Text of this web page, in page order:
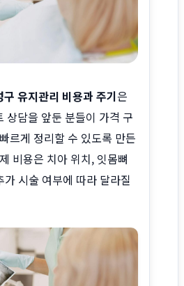
유지관리 비용과 주기은
상담을 앞둔 분들이 가격 구
르게 정리할 수 있도록 만든
비용은 치아 위치, 잇몸뼈
가 시술 여부에 따라 달라질